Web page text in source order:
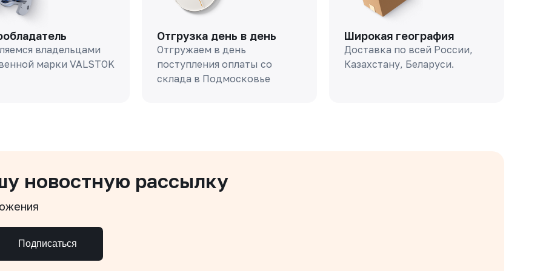
владельцами
марки VALSTOK
Отгрузка день в день
Отгружаем в день
поступления оплаты со
склада в Подмосковье
Широкая география
Доставка по всей России,
Казахстану, Беларуси.
новостную рассылку
Подписаться